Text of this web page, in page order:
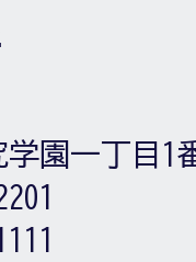
園一丁目1